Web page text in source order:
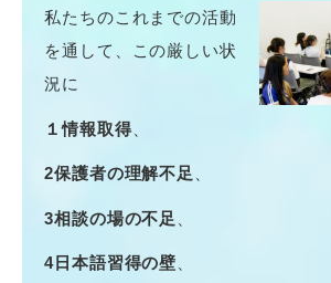
私たちのこれまでの活動
を通して、この厳しい状
況に
１情報取得
2保護者の理解不足
3相談の場の不足
4日本語習得の壁